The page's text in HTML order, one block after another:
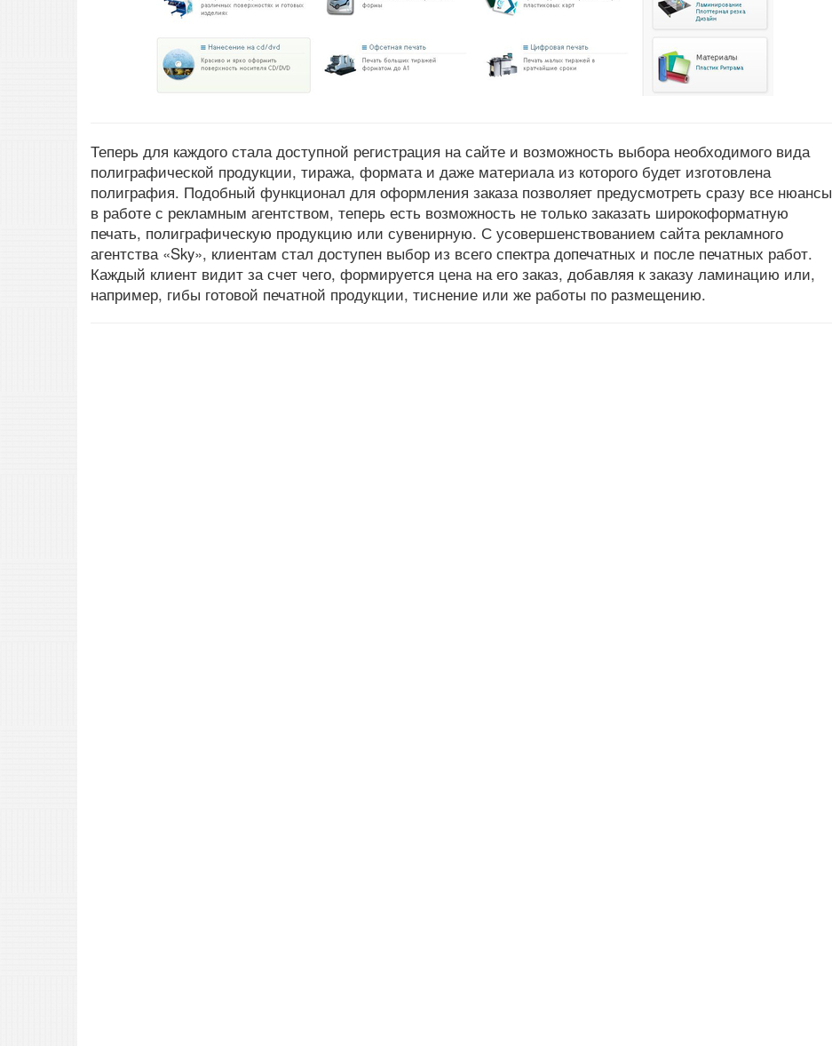
Теперь для каждого стала доступной регистрация на сайте и возможность выбора необходимого вида
полиграфической продукции, тиража, формата и даже материала из которого будет изготовлена
полиграфия. Подобный функционал для оформления заказа позволяет предусмотреть сразу все нюансы
в работе с рекламным агентством, теперь есть возможность не только заказать широкоформатную
печать, полиграфическую продукцию или сувенирную. С усовершенствованием сайта рекламного
агентства «Sky», клиентам стал доступен выбор из всего спектра допечатных и после печатных работ.
Каждый клиент видит за счет чего, формируется цена на его заказ, добавляя к заказу ламинацию или,
например, гибы готовой печатной продукции, тиснение или же работы по размещению.